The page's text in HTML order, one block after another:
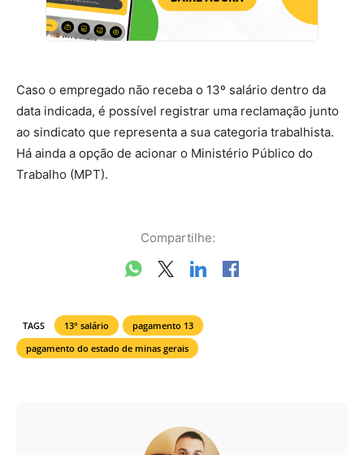
Caso o empregado não receba o 13º salário dentro da
data indicada, é possível registrar uma reclamação junto
ao sindicato que representa a sua categoria trabalhista.
Há ainda a opção de acionar o Ministério Público do
Trabalho (MPT).
Compartilhe:
TAGS 13° salário
pagamento 13
pagamento do estado de minas gerais